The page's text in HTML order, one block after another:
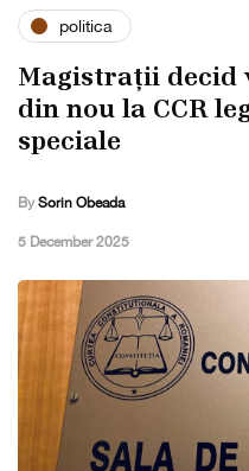
politica
Magistrații
din nou la CCR
speciale
By Sorin Obeada
,5 December 2025